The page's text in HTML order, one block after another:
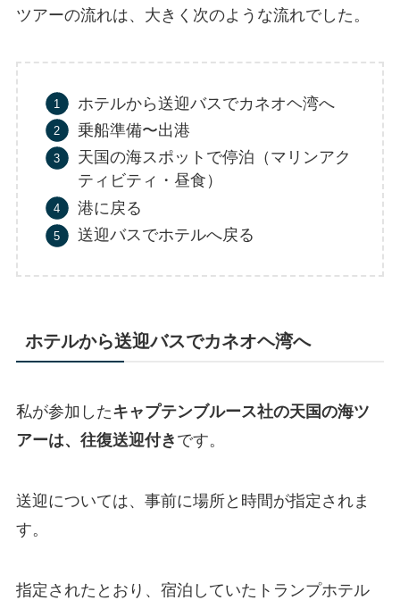
ツアーの流れは、大きく次のような流れでした。
ホテルから送迎バスでカネオヘ湾へ
乗船準備〜出港
天国の海スポットで停泊（マリンアク
ティビティ・昼食）
港に戻る
送迎バスでホテルへ戻る
ホテルから送迎バスでカネオヘ湾へ
私が参加したキャプテンブルース社の天国の海ツ
アーは、往復送迎付き です。
送迎については、事前に場所と時間が指定されま
す。
指定されたとおり、宿泊していたトランプホテル